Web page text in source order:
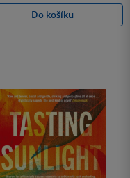
Do košíku